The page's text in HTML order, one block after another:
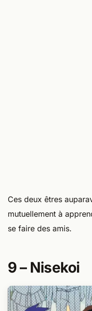
Ces deux êtres
mutuellement à
se faire des amis.
9 – Nisekoi​